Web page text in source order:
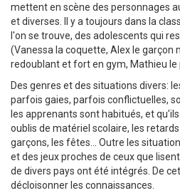
mettent en scène des personnages
et diverses. Il y a toujours dans la
l'on se trouve, des adolescents qui
(Vanessa la coquette, Alex le garçon
redoublant et fort en gym, Mathieu le
Des genres et des situations divers:
parfois gaies, parfois conflictuelles,
les apprenants sont habitués, et
oublis de matériel scolaire, les
garçons, les fêtes... Outre les
et des jeux proches de ceux que
de divers pays ont été intégrés. De
décloisonner les connaissances.